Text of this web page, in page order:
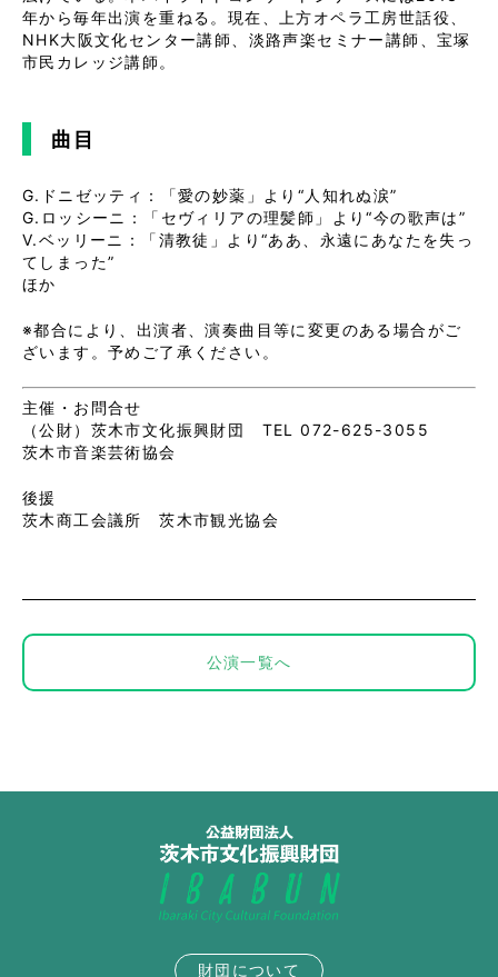
年から毎年出演を重ねる。現在、上方オペラ工房世話役、
NHK大阪文化センター講師、淡路声楽セミナー講師、宝塚
市民カレッジ講師。
曲目
G.ドニゼッティ：「愛の妙薬」より“人知れぬ涙”
G.ロッシーニ：「セヴィリアの理髪師」より“今の歌声は”
V.ベッリーニ：「清教徒」より“ああ、永遠にあなたを失っ
てしまった”
ほか
※都合により、出演者、演奏曲目等に変更のある場合がご
ざいます。予めご了承ください。
主催・お問合せ
（公財）茨木市文化振興財団 TEL 072-625-3055
茨木市音楽芸術協会
後援
茨木商工会議所 茨木市観光協会
公演一覧へ
財団について